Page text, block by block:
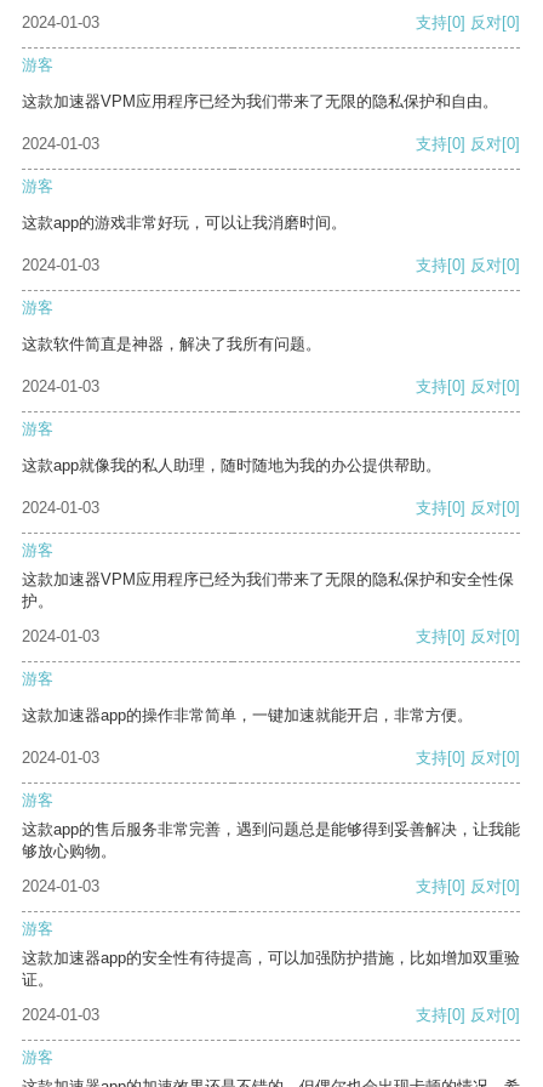
2024-01-03 支持[0] 反对[0]
游客
这款加速器VPM应用程序已经为我们带来了无限的隐私保护和自由。
2024-01-03 支持[0] 反对[0]
游客
这款app的游戏非常好玩，可以让我消磨时间。
2024-01-03 支持[0] 反对[0]
游客
这款软件简直是神器，解决了我所有问题。
2024-01-03 支持[0] 反对[0]
游客
这款app就像我的私人助理，随时随地为我的办公提供帮助。
2024-01-03 支持[0] 反对[0]
游客
这款加速器VPM应用程序已经为我们带来了无限的隐私保护和安全性保
护。
2024-01-03
支持[0] 反对[0]
游客
这款加速器app的操作非常简单，一键加速就能开启，非常方便。
2024-01-03 支持[0] 反对[0]
游客
这款app的售后服务非常完善，遇到问题总是能够得到妥善解决，让我能
够放心购物。
2024-01-03
支持[0] 反对[0]
游客
这款加速器app的安全性有待提高，可以加强防护措施，比如增加双重验
证。
2024-01-03
支持[0] 反对[0]
游客